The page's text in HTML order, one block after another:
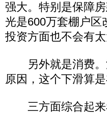
强大。特别是保障
光是600万套棚户区
投资方面也不会有太
另外就是消费。
原因，这个下滑算是
三方面综合起来